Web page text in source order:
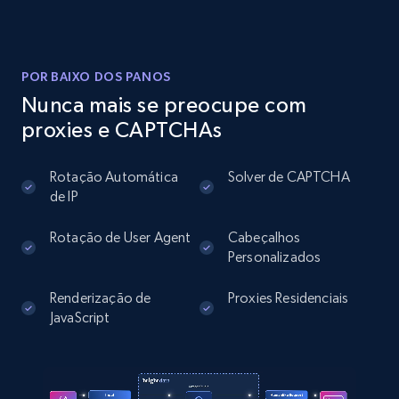
comments, Date posted, Likes, Photos, and
Instagram - Posts - Collects posts from a
specific URLs by using profile URL
comments, Date posted, Likes, Photos, and
more.
POR BAIXO DOS PANOS
Nunca mais se preocupe com
proxies e CAPTCHAs
Rotação Automática
de IP
Solver de CAPTCHA
Rotação de User Agent
Cabeçalhos
Personalizados
Renderização de
JavaScript
Proxies Residenciais